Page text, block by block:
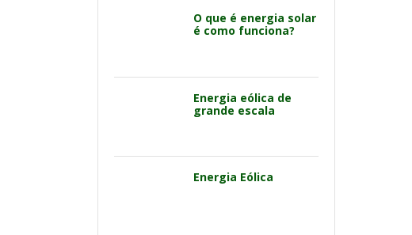
O que é energia solar
é como funciona?
Energia eólica de
grande escala
Energia Eólica